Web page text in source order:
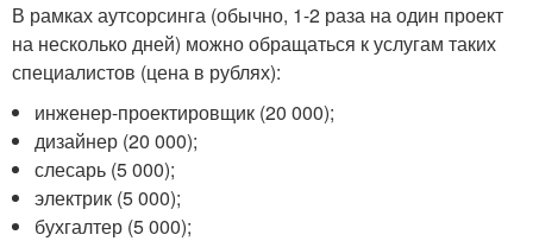
В рамках аутсорсинга (обычно, 1-2 раза на один проект
на несколько дней) можно обращаться к услугам таких
специалистов (цена в рублях):
инженер-проектировщик (20 000);
дизайнер (20 000);
слесарь (5 000);
электрик (5 000);
бухгалтер (5 000);